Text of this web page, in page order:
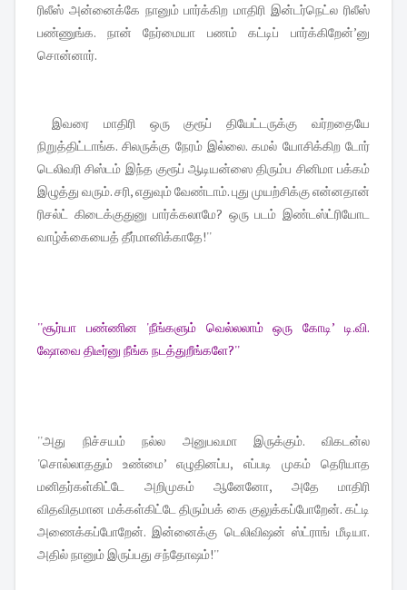
ரிலீஸ் அன்னைக்கே நானும் பார்க்கிற மாதிரி இன்டர்நெட்ல ரிலீஸ்
பண்ணுங்க. நான் நேர்மையா பணம் கட்டிப் பார்க்கிறேன்’னு
சொன்னார்.
இவரை மாதிரி ஒரு குரூப் தியேட்டருக்கு வர்றதையே
நிறுத்திட்டாங்க. சிலருக்கு நேரம் இல்லை. கமல் யோசிக்கிற டோர்
டெலிவரி சிஸ்டம் இந்த குரூப் ஆடியன்ஸை திரும்ப சினிமா பக்கம்
இழுத்து வரும். சரி, எதுவும் வேண்டாம். புது முயற்சிக்கு என்னதான்
ரிசல்ட் கிடைக்குதுனு பார்க்கலாமே? ஒரு படம் இண்டஸ்ட்ரியோட
வாழ்க்கையைத் தீர்மானிக்காதே!''
''சூர்யா பண்ணின 'நீங்களும் வெல்லலாம் ஒரு கோடி’ டி.வி.
ஷோவை திடீர்னு நீங்க நடத்துறீங்களே?''
''அது நிச்சயம் நல்ல அனுபவமா இருக்கும். விகடன்ல
'சொல்லாததும் உண்மை’ எழுதினப்ப, எப்படி முகம் தெரியாத
மனிதர்கள்கிட்டே அறிமுகம் ஆனேனோ, அதே மாதிரி
விதவிதமான மக்கள்கிட்டே திரும்பக் கை குலுக்கப்போறேன். கட்டி
அணைக்கப்போறேன். இன்னைக்கு டெலிவிஷன் ஸ்ட்ராங் மீடியா.
அதில் நானும் இருப்பது சந்தோஷம்!''